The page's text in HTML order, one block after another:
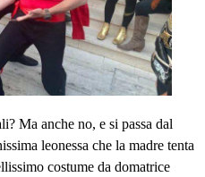
Ma anche no, e si passa dal
leonessa che la madre tenta
costume da domatrice